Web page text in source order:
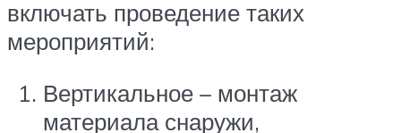
включать проведение таких
мероприятий:
Вертикальное – монтаж
материала снаружи,